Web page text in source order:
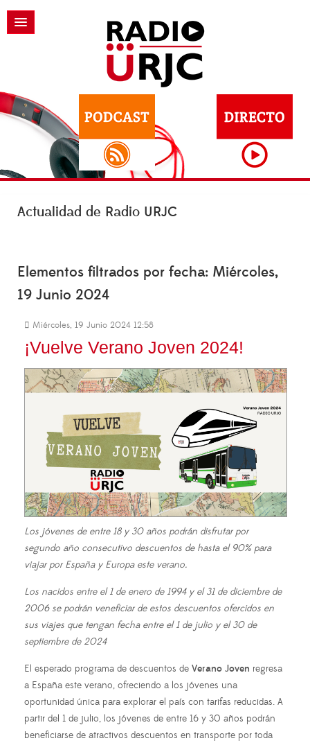
Actualidad de Radio URJC
Elementos filtrados por fecha: Miércoles,
19 Junio 2024
Miércoles, 19 Junio 2024 12:58
¡Vuelve Verano Joven 2024!
Los jóvenes de entre 18 y 30 años podrán disfrutar por
segundo año consecutivo descuentos de hasta el 90% para
viajar por España y Europa este verano.
Los nacidos entre el 1 de enero de 1994 y el 31 de diciembre de
2006 se podrán veneficiar de estos descuentos ofercidos en
sus viajes que tengan fecha entre el 1 de julio y el 30 de
septiembre de 2024
El esperado programa de descuentos de Verano Joven regresa
a España este verano, ofreciendo a los jóvenes una
oportunidad única para explorar el país con tarifas reducidas. A
partir del 1 de julio, los jóvenes de entre 16 y 30 años podrán
beneficiarse de atractivos descuentos en transporte por toda